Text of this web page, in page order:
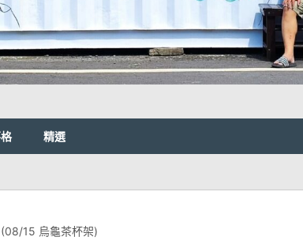
精選
15 烏龜茶杯架)